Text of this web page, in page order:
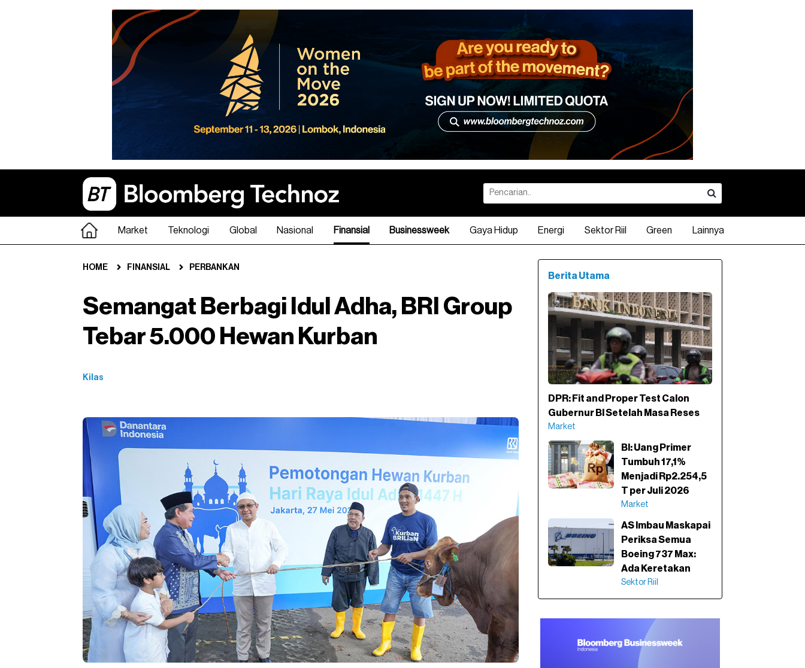
Market Teknologi Global Nasional Finansial Businessweek Gaya Hidup Energi Sektor Riil Green Lainnya
HOME FINANSIAL PERBANKAN
Semangat Berbagi Idul Adha, BRI Group
Tebar 5.000 Hewan Kurban
Kilas
Berita Utama
DPR: Fit and Proper Test Calon
Gubernur BI Setelah Masa Reses
Market
BI: Uang Primer
Tumbuh 17,1%
Menjadi Rp2.254,5
T per Juli 2026
Market
AS Imbau Maskapai
Periksa Semua
Boeing 737 Max:
Ada Keretakan
Sektor Riil